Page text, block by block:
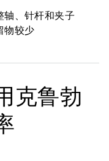
轴、针杆和夹子
物较少
克鲁勃